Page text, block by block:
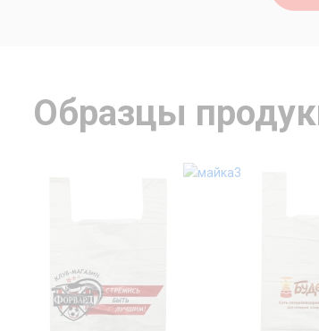
Образцы